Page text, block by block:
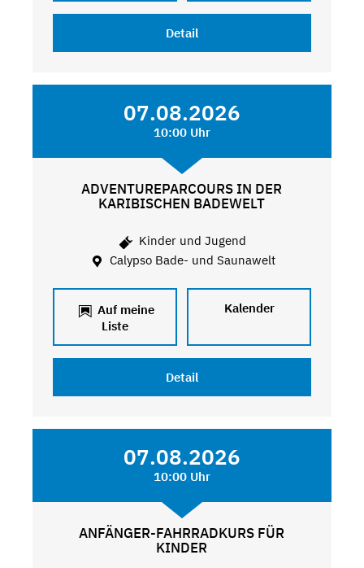
Detail
07.08.2026
10:00 Uhr
ADVENTUREPARCOURS IN DER
KARIBISCHEN BADEWELT
Kinder und Jugend
Calypso Bade- und Saunawelt
Auf meine
Liste
Kalender
Detail
07.08.2026
10:00 Uhr
ANFÄNGER-FAHRRADKURS FÜR
KINDER